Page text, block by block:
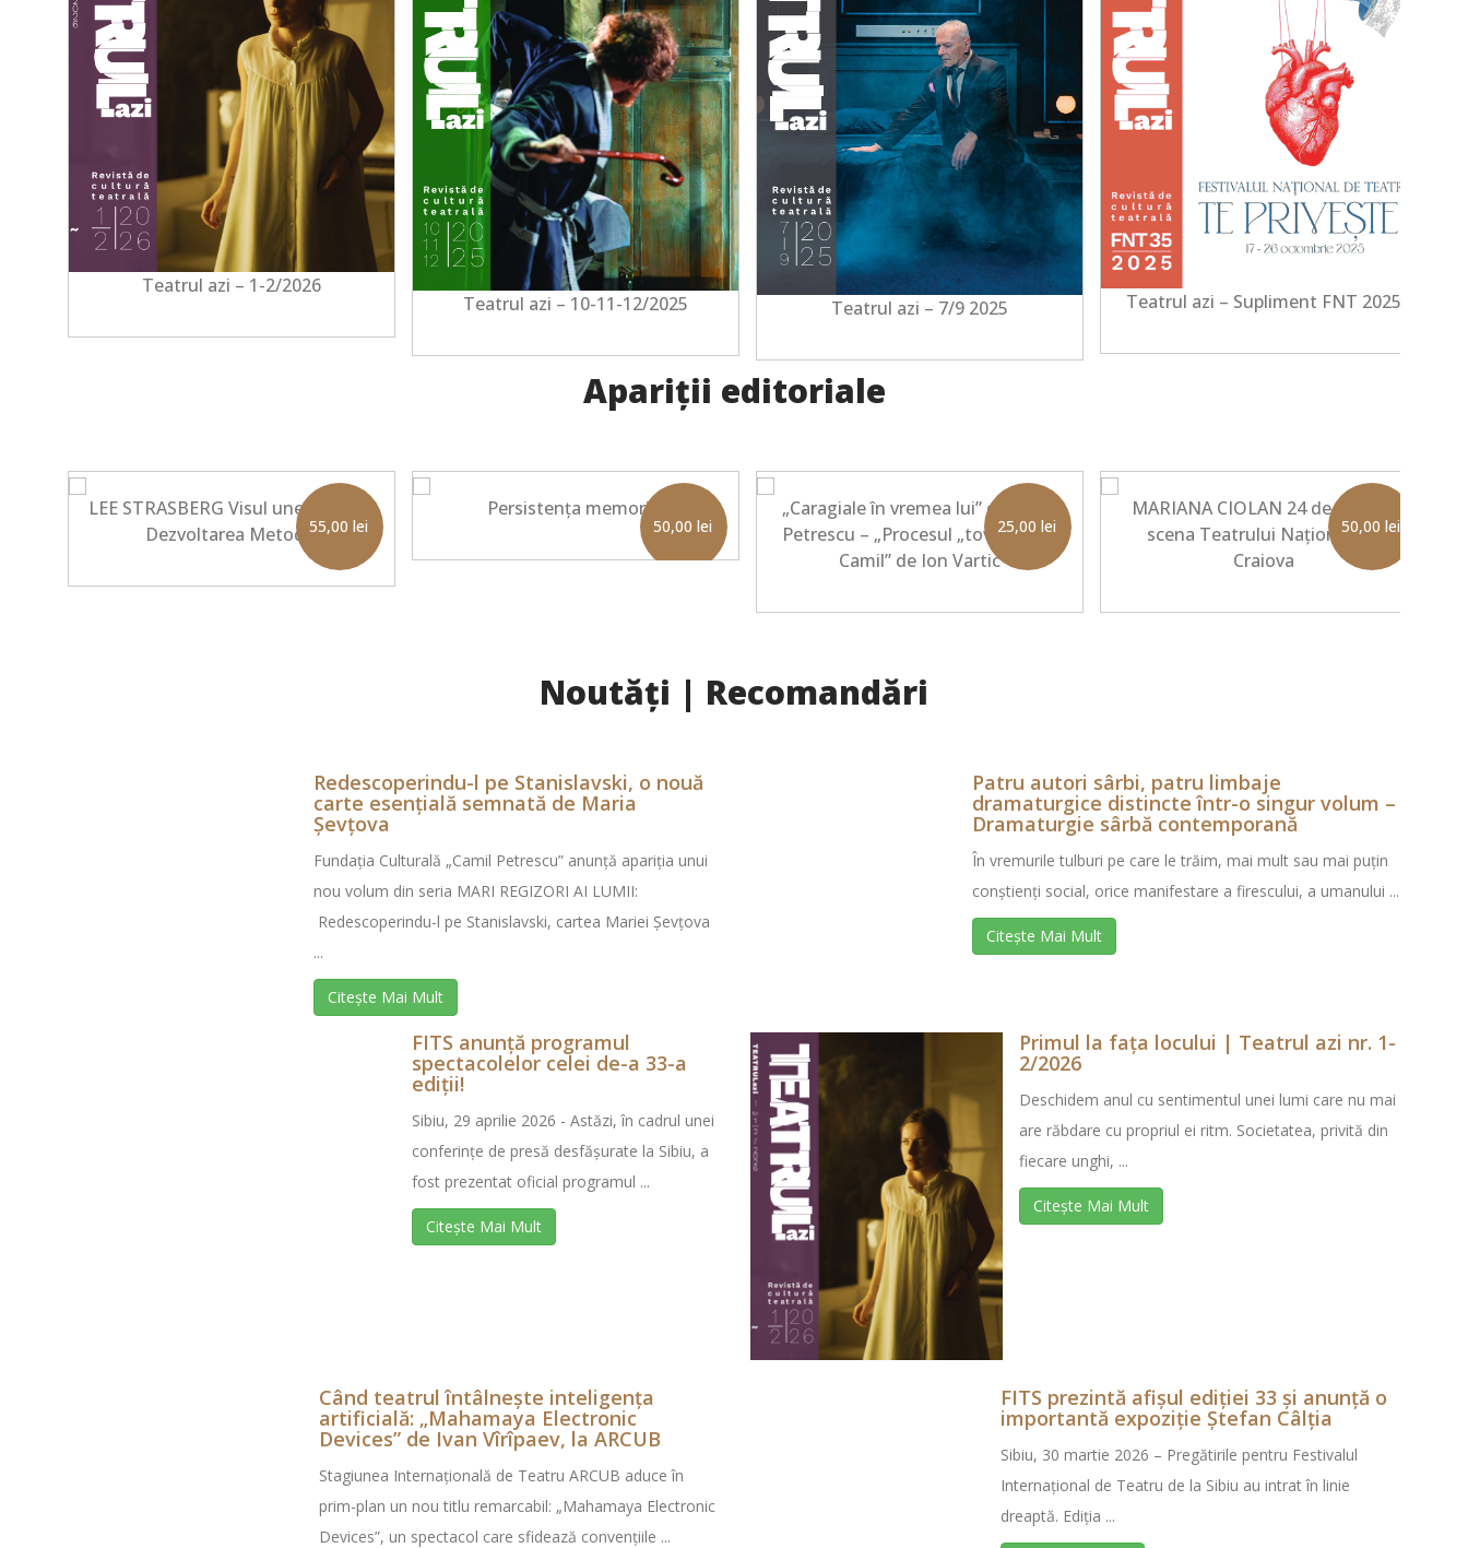
Teatrul azi – 1-2/2026
Teatrul azi – 10-11-12/2025 Teatrul azi – 7/9 2025 Teatrul azi – Supliment FNT 2025
Apariții editoriale
55,00 lei
LEE STRASBERG Visul unei pasiuni.
Dezvoltarea Metodei
50,00 lei
Persistenţa memoriei
25,00 lei
„Caragiale în vremea lui” de Camil
Petrescu – „Procesul „tovarășului
Camil” de Ion Vartic
50,00 lei
MARIANA CIOLAN 24 de acte pe
scena Teatrului Național din
Craiova
Noutăți | Recomandări
Redescoperindu-l pe Stanislavski, o nouă
carte esențială semnată de Maria
Șevțova
Fundația Culturală „Camil Petrescu” anunță apariția unui
nou volum din seria MARI REGIZORI AI LUMII:
Redescoperindu-l pe Stanislavski, cartea Mariei Șevțova
...
Citește Mai Mult
Patru autori sârbi, patru limbaje
dramaturgice distincte într-o singur volum –
Dramaturgie sârbă contemporană
În vremurile tulburi pe care le trăim, mai mult sau mai puțin
conștienți social, orice manifestare a firescului, a umanului ...
Citește Mai Mult
FITS anunță programul
spectacolelor celei de-a 33-a
ediții!
Sibiu, 29 aprilie 2026 - Astăzi, în cadrul unei
conferințe de presă desfășurate la Sibiu, a
fost prezentat oficial programul ...
Citește Mai Mult
Primul la fața locului | Teatrul azi nr. 1-
2/2026
Deschidem anul cu sentimentul unei lumi care nu mai
are răbdare cu propriul ei ritm. Societatea, privită din
fiecare unghi, ...
Citește Mai Mult
Când teatrul întâlnește inteligența
artificială: „Mahamaya Electronic
Devices” de Ivan Vîrîpaev, la ARCUB
Stagiunea Internațională de Teatru ARCUB aduce în
prim-plan un nou titlu remarcabil: „Mahamaya Electronic
Devices”, un spectacol care sfidează convențiile ...
FITS prezintă afișul ediției 33 și anunță o
importantă expoziție Ștefan Câlția
Sibiu, 30 martie 2026 – Pregătirile pentru Festivalul
Internațional de Teatru de la Sibiu au intrat în linie
dreaptă. Ediția ...